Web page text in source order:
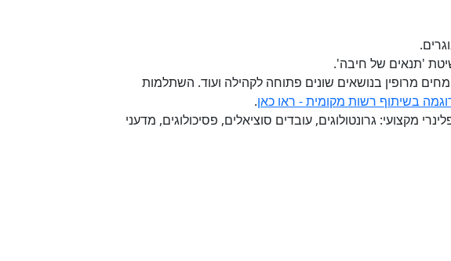
'תנאים של חיבה'.​
מרופין בנושאים שונים פתוחה לקהילה ועוד. השתלמות
בשיתוף רשות מקומית - ראו כאן.
מקצועי: גרונטולוגים, עובדים סוציאלים, פסיכולוגים, מדעני